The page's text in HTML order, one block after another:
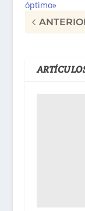
óptimo»